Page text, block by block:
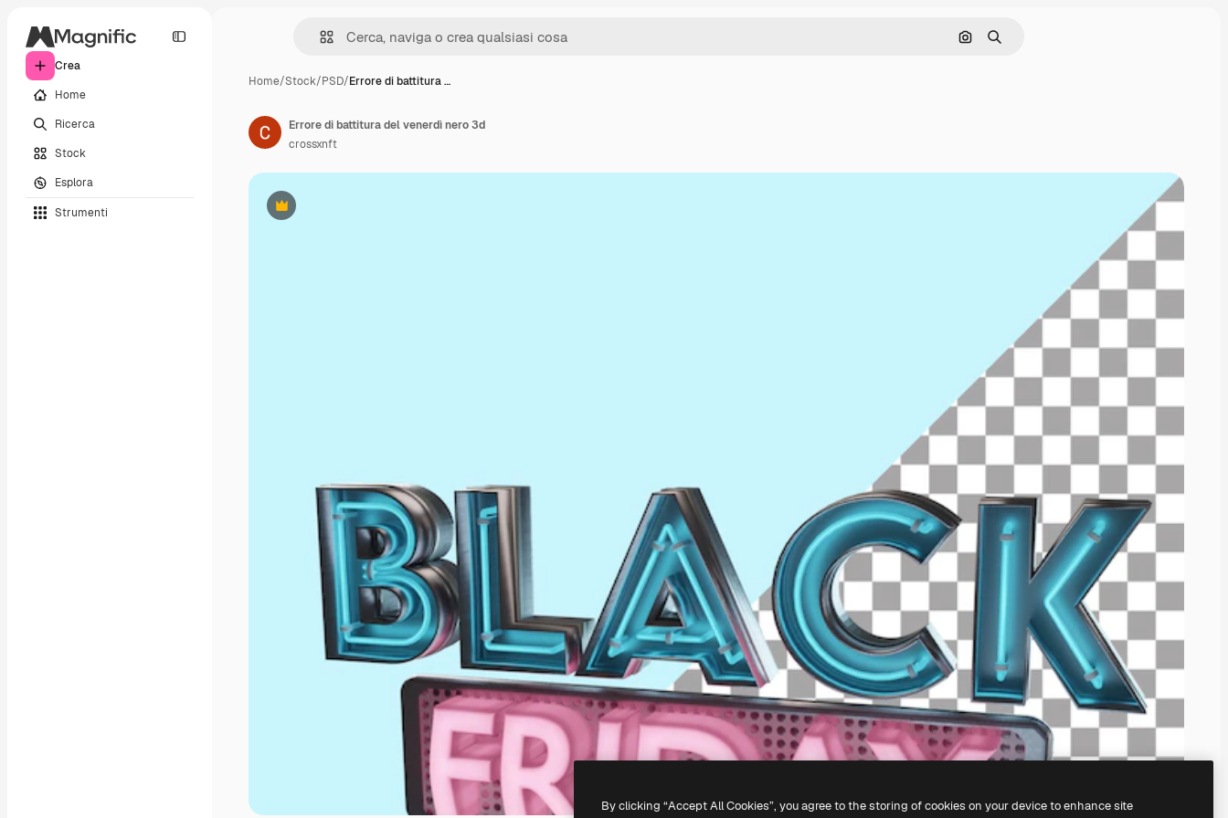
Crea
Home
Ricerca
Stock
Esplora
Strumenti
Cerca per immagine
Ricerca
Home/Stock/PSD/Errore di battitura …
Premium
Errore di battitura del venerdì nero 3d
crossxnft
By clicking “Accept All Cookies”, you agree to the storing of cookies on your device to enhance site